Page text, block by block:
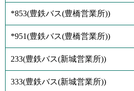
*853(豊鉄バス(豊橋営業所))
*951(豊鉄バス(豊橋営業所))
233(豊鉄バス(新城営業所))
333(豊鉄バス(新城営業所))